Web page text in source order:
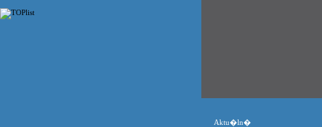
Aktu�ln�